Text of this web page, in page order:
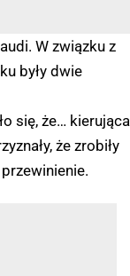
W związku z
były dwie
się, że… kierująca
że zrobiły